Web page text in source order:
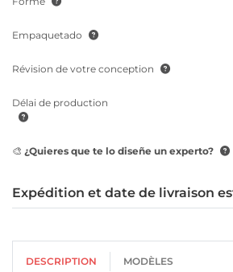
Empaquetado
Révision de votre conception
Délai de production
🎨 ¿Quieres que te lo diseñe un experto?
Expédition et date de livraison
DESCRIPTION MODÈLES